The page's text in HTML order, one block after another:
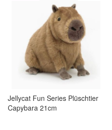
Jellycat Fun Series Plüschtier
Capybara 21cm